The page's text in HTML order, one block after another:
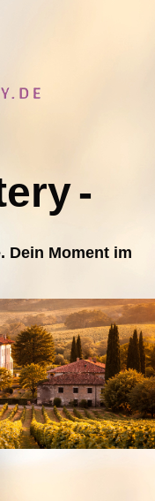
-
Dein Moment im